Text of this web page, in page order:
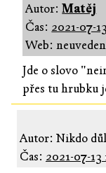
Autor:Matěj
Čas: 2021-07-
Web: neuveden
Jde o slovo
přes tu hrubku
Autor: Nikdo
Čas: 2021-07-13